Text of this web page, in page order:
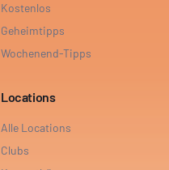
Kostenlos
Geheimtipps
Wochenend-Tipps
Locations
Alle Locations
Clubs